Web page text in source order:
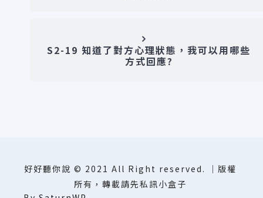
S2-19 知道了對方心理狀態，我可以用哪些
方式回應?
好好聽你說 © 2021 All Right reserved. ｜版權
所有，轉載請先私訊小盒子